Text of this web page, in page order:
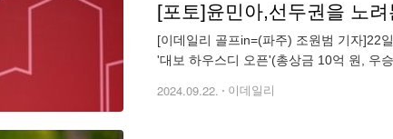
[포토]윤민아,선두권을 노려
[이데일리 골프in=(파주) 조원범 기자]22
'대보 하우스디 오픈'(총상금 10억 원, 우
2024.09.22. 이데일리